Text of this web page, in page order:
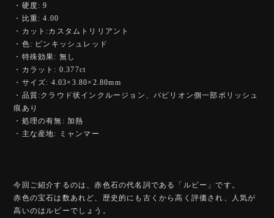
・硬度: 9
・比重: 4.00
・カット:カスタムトリリアント
・色: ピンキッシュレッド
・特殊効果: 無し
・カラット: 0.377ct
・サイズ: 4.03×3.80×2.80mm
・品質:クラウド状インクルージョン、パビリオン側一部ポリッシュ
痕あり
・処理の有無: 加熱
・主な産地: ミャンマー
今回ご紹介するのは、赤色石の代名詞である「ルビー」です。
赤色の宝石は数あれど、歴史的にも古くから高く評価され、人気が
高いのはルビーでしょう。